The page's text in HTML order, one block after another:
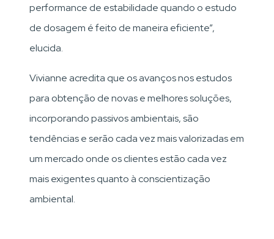
performance de estabilidade quando o estudo
de dosagem é feito de maneira eficiente”,
elucida.
Vivianne acredita que os avanços nos estudos
para obtenção de novas e melhores soluções,
incorporando passivos ambientais, são
tendências e serão cada vez mais valorizadas em
um mercado onde os clientes estão cada vez
mais exigentes quanto à conscientização
ambiental.